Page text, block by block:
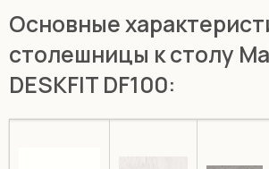
Основные
столешницы к столу
DESKFIT DF100: